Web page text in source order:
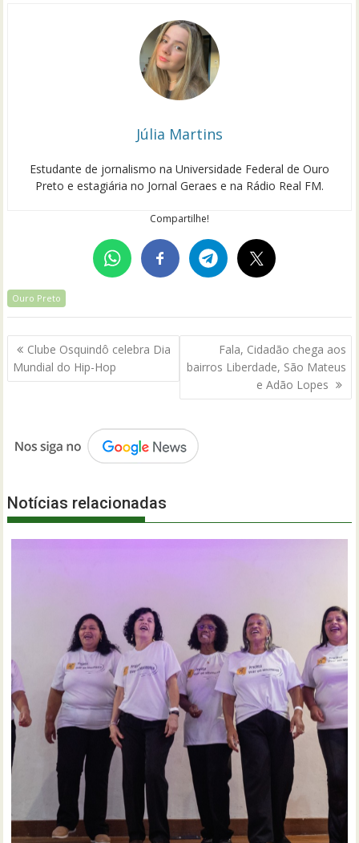
Júlia Martins
Estudante de jornalismo na Universidade Federal de Ouro
Preto e estagiária no Jornal Geraes e na Rádio Real FM.
Compartilhe!
Ouro Preto
Navegação
de
Post
Clube Osquindô celebra Dia
Mundial do Hip-Hop
Fala, Cidadão chega aos
bairros Liberdade, São Mateus
e Adão Lopes
Notícias relacionadas